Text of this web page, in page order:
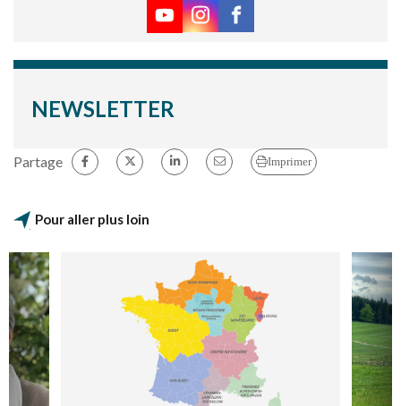
NEWSLETTER
Partage Imprimer
Pour aller plus loin